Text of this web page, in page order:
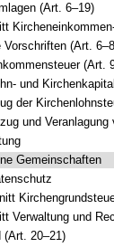
(Art. 6–19)
, Kirchenlohn- und
Vorschriften (Art.
(Art.
und
der
und Veranlagung
Gemeinschaften
Verwaltung und
(Art. 20–21)